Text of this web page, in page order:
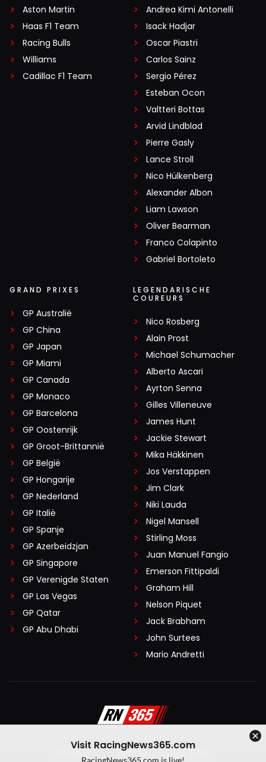
Aston Martin
Haas F1 Team
Racing Bulls
Williams
Cadillac F1 Team
Andrea Kimi Antonelli
Isack Hadjar
Oscar Piastri
Carlos Sainz
Sergio Pérez
Esteban Ocon
Valtteri Bottas
Arvid Lindblad
Pierre Gasly
Lance Stroll
Nico Hülkenberg
Alexander Albon
Liam Lawson
Oliver Bearman
Franco Colapinto
Gabriel Bortoleto
GRAND PRIXES
GP Australië
GP China
GP Japan
GP Miami
GP Canada
GP Monaco
GP Barcelona
GP Oostenrijk
GP Groot-Brittannië
GP België
GP Hongarije
GP Nederland
GP Italië
GP Spanje
GP Azerbeidzjan
GP Singapore
GP Verenigde Staten
GP Las Vegas
GP Qatar
GP Abu Dhabi
LEGENDARISCHE
COUREURS
Nico Rosberg
Alain Prost
Michael Schumacher
Alberto Ascari
Ayrton Senna
Gilles Villeneuve
James Hunt
Jackie Stewart
Mika Häkkinen
Jos Verstappen
Jim Clark
Niki Lauda
Nigel Mansell
Stirling Moss
Juan Manuel Fangio
Emerson Fittipaldi
Graham Hill
Nelson Piquet
Jack Brabham
John Surtees
Mario Andretti
Algemene voorwaarden
Visit RacingNews365.com
RacingNews365.com is live!